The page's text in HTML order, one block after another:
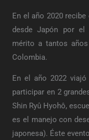
En el año 2020
desde Japón por el
mérito a tantos
Colombia.
En el año 2022
participar en 2
Shin Ryû Hyohô,
es el manejo con
japonesa). Éste